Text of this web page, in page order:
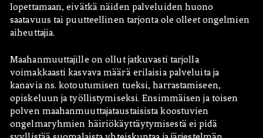
lopettamaan, eivätkä näiden palveluiden huono
saatavuus tai puutteellinen tarjonta ole olleet ongelmien
aiheuttajia.
Maahanmuuttajille on ollut jatkuvasti tarjolla
voimakkaasti kasvava määrä erilaisia palveluita ja
kanavia ns. kotoutumisen tueksi, harrastamiseen,
opiskeluun ja työllistymiseksi. Ensimmäisen ja toisen
polven maahanmuuttajataustaisista koostuvien
ongelmaryhmien häiriökäyttäytymisestä ei pidä